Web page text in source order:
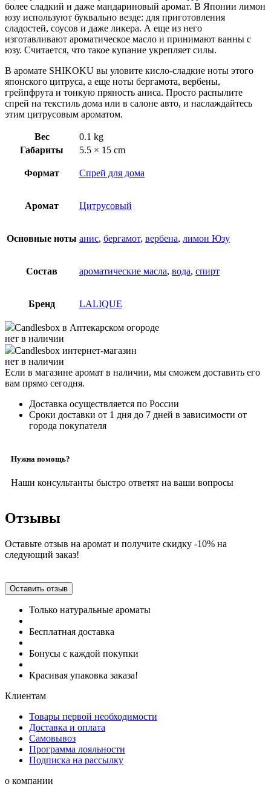
более сладкий и даже мандариновый аромат. В Японии лимон
юзу используют буквально везде: для приготовления
сладостей, соусов и даже ликера. А еще из него
изготавливают ароматическое масло и принимают ванны с
юзу. Считается, что такое купание укрепляет силы.
В аромате SHIKOKU вы уловите кисло-сладкие ноты этого
японского цитруса, а еще ноты бергамота, вербены,
грейпфрута и тонкую пряность аниса. Просто распылите
спрей на текстиль дома или в салоне авто, и наслаждайтесь
этим цитрусовым ароматом.
Вес
0.1 kg
Габариты
5.5 × 15 cm
Формат Спрей для дома
Аромат Цитрусовый
Основные ноты анис, бергамот, вербена, лимон Юзу
Состав ароматические масла, вода, спирт
Бренд LALIQUE
Candlesbox в Аптекарском огороде
нет в наличии
Candlesbox интернет-магазин
нет в наличии
Если в магазине аромат в наличии, мы сможем доставить его
вам прямо сегодня.
Доставка осуществляется по России
Сроки доставки от 1 дня до 7 дней в зависимости от
города покупателя
Нужна помощь?
Наши консультанты быстро ответят на ваши вопросы
Отзывы
Оставьте отзыв на аромат и получите скидку -10% на
следующий заказ!
Оставить отзыв
Только натуральные ароматы
Бесплатная доставка
Бонусы с каждой покупки
Красивая упаковка заказа!
Клиентам
Товары первой необходимости
Доставка и оплата
Самовывоз
Программа лояльности
Подписка на рассылку
о компании